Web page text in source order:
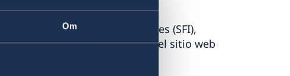
Om
de sueco para inmigrantes (SFI),
También puede consultar el sitio web